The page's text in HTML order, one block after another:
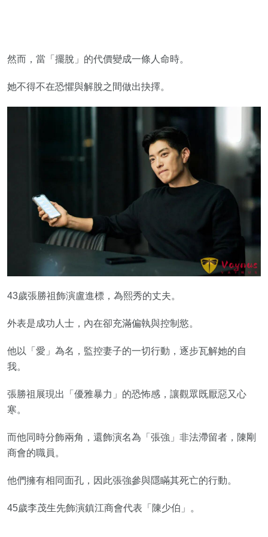
然而，當「擺脫」的代價變成一條人命時。
她不得不在恐懼與解脫之間做出抉擇。
43歲張勝祖飾演盧進標，為熙秀的丈夫。
外表是成功人士，內在卻充滿偏執與控制慾。
他以「愛」為名，監控妻子的一切行動，逐步瓦解她的自
我。
張勝祖展現出「優雅暴力」的恐怖感，讓觀眾既厭惡又心
寒。
而他同時分飾兩角，還飾演名為「張強」非法滯留者，陳剛
商會的職員。
他們擁有相同面孔，因此張強參與隱瞞其死亡的行動。
45歲李茂生先飾演鎮江商會代表「陳少伯」。